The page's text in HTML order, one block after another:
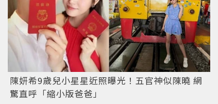
陳妍希9歲兒小星星近照曝光！五官神似陳曉 網
驚直呼「縮小版爸爸」